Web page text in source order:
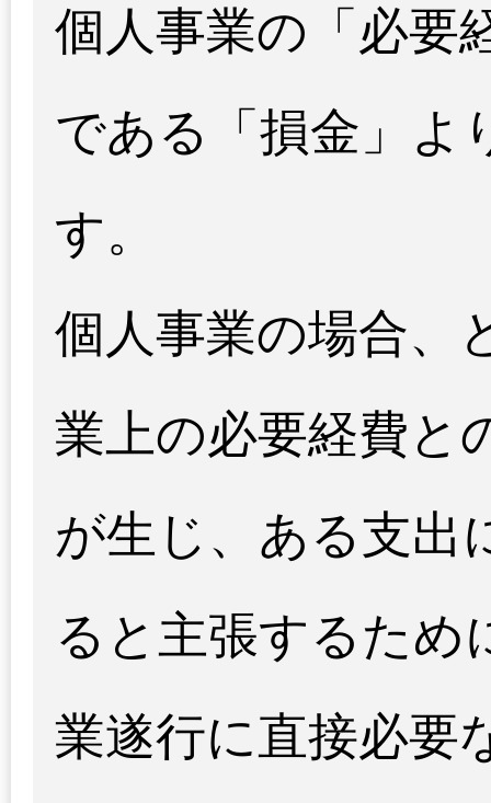
個人事業の「必要
である「損金」よ
す。
個人事業の場合、
業上の必要経費と
が生じ、ある支出
ると主張するため
業遂行に直接必要